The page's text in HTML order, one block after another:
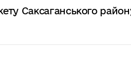
Саксаганського